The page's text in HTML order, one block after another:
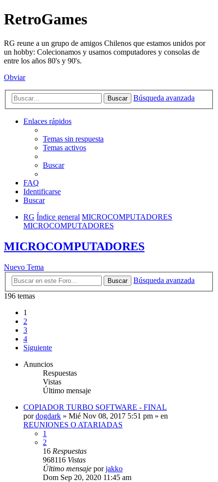
RetroGames
RG reune a un grupo de amigos Chilenos que estamos unidos por
un hobby: Colecionamos y usamos computadores y consolas de
entre los años 80's y 90's.
Obviar
Buscar Búsqueda avanzada
Enlaces rápidos
Temas sin respuesta
Temas activos
Buscar
FAQ
Identificarse
Buscar
RG Índice general MICROCOMPUTADORES
MICROCOMPUTADORES
MICROCOMPUTADORES
Nuevo Tema
Buscar
Búsqueda avanzada
196 temas
1
2
3
4
Siguiente
Anuncios
Respuestas
Vistas
Último mensaje
COPIADOR TURBO SOFTWARE - FINAL
pordogdark » Mié Nov 08, 2017 5:51 pm » en
REUNIONES O ATARIADAS
1
2
16 Respuestas
968116 Vistas
Último mensaje porjakko
Dom Sep 20, 2020 11:45 am